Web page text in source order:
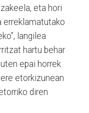
eta hori
erreklamatutako
langilea
hartu behar
epai horrek
etorkizunean
diren